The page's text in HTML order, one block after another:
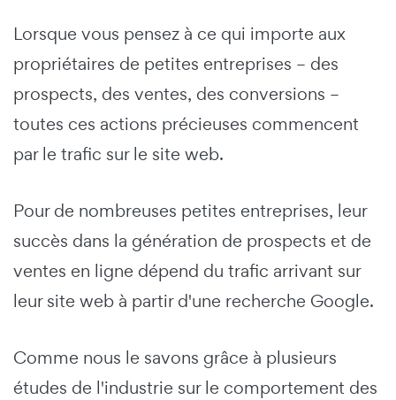
Lorsque vous pensez à ce qui importe aux
propriétaires de petites entreprises – des
prospects, des ventes, des conversions –
toutes ces actions précieuses commencent
par le trafic sur le site web.
Pour de nombreuses petites entreprises, leur
succès dans la génération de prospects et de
ventes en ligne dépend du trafic arrivant sur
leur site web à partir d'une recherche Google.
Comme nous le savons grâce à plusieurs
études de l'industrie sur le comportement des